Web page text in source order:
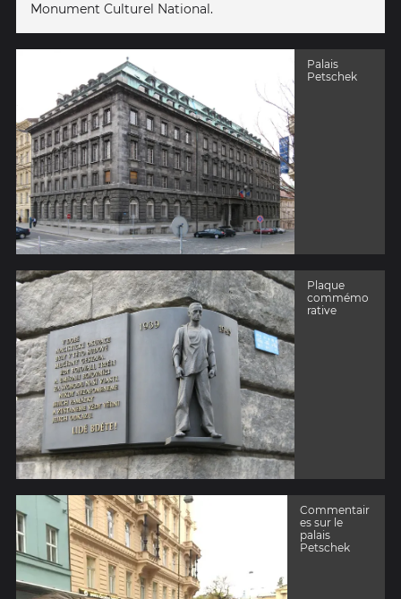
Monument Culturel National.
Palais
Petschek
Plaque
commémo
rative
Commentair
es sur le
palais
Petschek